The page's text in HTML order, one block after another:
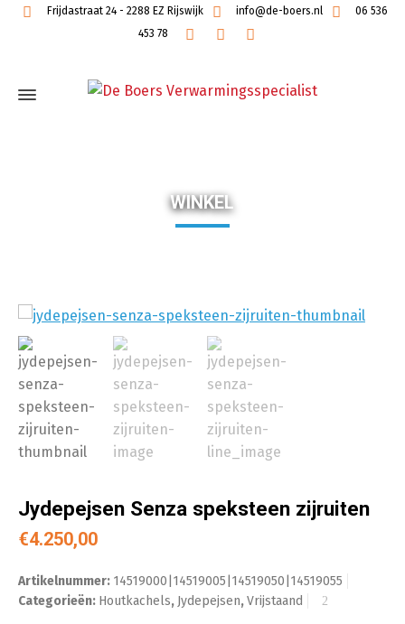
Frijdastraat 24 - 2288 EZ Rijswijk info@de-boers.nl
06 536
453 78
WINKEL
Jydepejsen Senza speksteen zijruiten
€4.250,00
Artikelnummer: 14519000|14519005|14519050|14519055
Categorieën: Houtkachels, Jydepejsen,Vrijstaand